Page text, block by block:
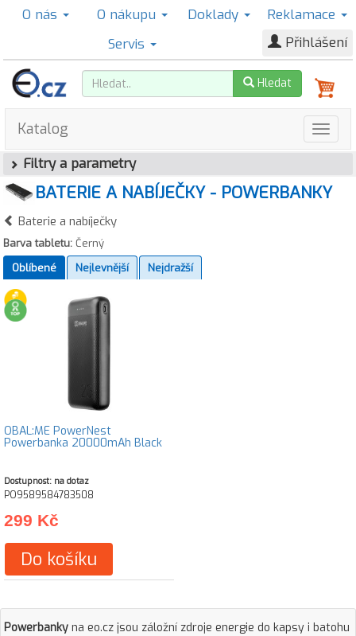
O nás O nákupu Doklady
Reklamace
Servis
Přihlášení
Hledat
Katalog
Filtry a parametry
BATERIE A NABÍJEČKY - POWERBANKY
Baterie a nabíječky
Barva tabletu: Černý
Oblíbené
Nejlevnější Nejdražší
OBAL:ME PowerNest
Powerbanka 20000mAh Black
Dostupnost: na dotaz
PO9589584783508
299 Kč
Do košíku
Powerbanky na eo.cz jsou záložní zdroje energie do kapsy i batohu